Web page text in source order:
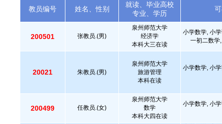
教员编号 姓名、性别
就读、毕业高校
专业、学历
200501 张教员.(男)
泉州师范大学
经济学
本科大三在读
小学数学, 小
一初二数学
20021 朱教员.(男)
泉州师范大学
旅游管理
本科在读
小学数学, 小
200499 任教员.(女)
泉州师范大学
数学
本科大四在读
小学数学, 小